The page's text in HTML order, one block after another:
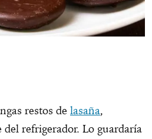
restos de lasaña,
refrigerador. Lo guardaría